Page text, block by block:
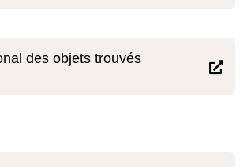

des objets trouvés